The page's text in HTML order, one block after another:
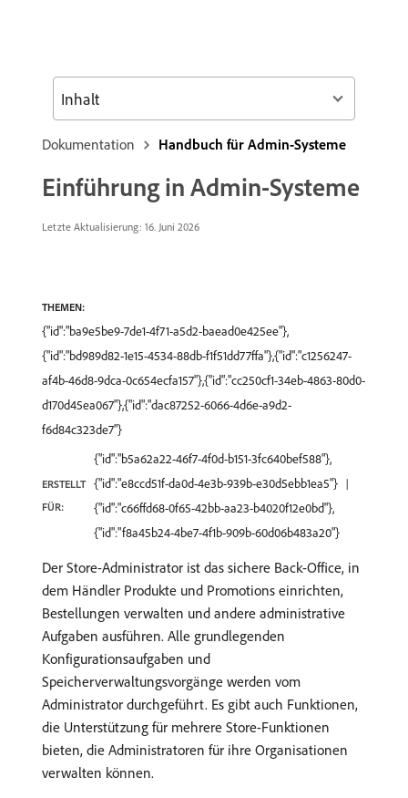
Dokumentation Handbuch für Admin-Systeme
Einführung in Admin-Systeme
Letzte Aktualisierung: 16. Juni 2026
THEMEN:
{"id":"ba9e5be9-7de1-4f71-a5d2-baead0e425ee"},
{"id":"bd989d82-1e15-4534-88db-f1f51dd77ffa"},{"id":"c1256247-
af4b-46d8-9dca-0c654ecfa157"},{"id":"cc250cf1-34eb-4863-80d0-
d170d45ea067"},{"id":"dac87252-6066-4d6e-a9d2-
f6d84c323de7"}
ERSTELLT
FÜR:
{"id":"b5a62a22-46f7-4f0d-b151-3fc640bef588"},
{"id":"e8ccd51f-da0d-4e3b-939b-e30d5ebb1ea5"}
{"id":"c66ffd68-0f65-42bb-aa23-b4020f12e0bd"},
{"id":"f8a45b24-4be7-4f1b-909b-60d06b483a20"}
Der Store-Administrator ist das sichere Back-Office, in
dem Händler Produkte und Promotions einrichten,
Bestellungen verwalten und andere administrative
Aufgaben ausführen. Alle grundlegenden
Konfigurationsaufgaben und
Speicherverwaltungsvorgänge werden vom
Administrator durchgeführt. Es gibt auch Funktionen,
die Unterstützung für mehrere Store-Funktionen
bieten, die Administratoren für ihre Organisationen
verwalten können.
Inhalt